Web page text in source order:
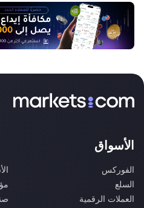
الأسواق
الفوركس
السلع
العملات الرقمية